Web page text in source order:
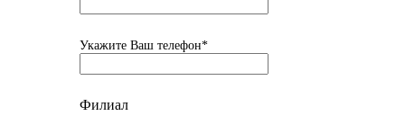
Укажите Ваш телефон*
Филиал